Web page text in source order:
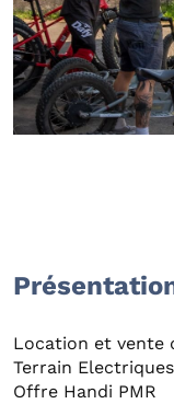
Location et vente
Terrain
Offre Handi PMR